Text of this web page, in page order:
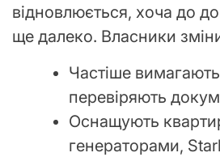
відновлюється, хоча до
ще далеко. Власники
Частіше
перевіряють
Оснащують
генераторами,